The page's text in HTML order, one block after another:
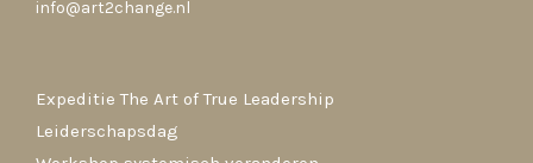
info@art2change.nl
Expeditie The Art of True Leadership
Leiderschapsdag